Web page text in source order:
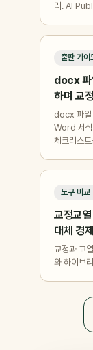
리. AI
출판 가이
docx 파
하며 교
docx 파일
Word 서식
체크리스
도구 비교
교정교
대체 경
교정과 교
와 하이브